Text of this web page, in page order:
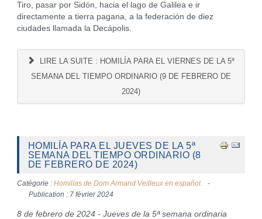
Tiro, pasar por Sidón, hacia el lago de Galilea e ir
directamente a tierra pagana, a la federación de diez
ciudades llamada la Decápolis.
LIRE LA SUITE : HOMILÍA PARA EL VIERNES DE LA 5ª
SEMANA DEL TIEMPO ORDINARIO (9 DE FEBRERO DE
2024)
HOMILÍA PARA EL JUEVES DE LA 5ª
SEMANA DEL TIEMPO ORDINARIO (8
DE FEBRERO DE 2024)
Catégorie : Homilías de Dom Armand Veilleux en español.
Publication : 7 février 2024
8 de febrero de 2024 - Jueves de la 5ª semana ordinaria